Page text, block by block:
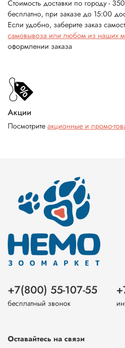
Стоимость доставки по городу -
бесплатно, при заказе до 15:00
Если удобно, заберите заказ
самовывоза или любом из наших
оформлении заказа
Акции
Посмотрите акционные и промо-
+7(800) 55-107-55
бесплатный звонок
Оставайтесь на связи